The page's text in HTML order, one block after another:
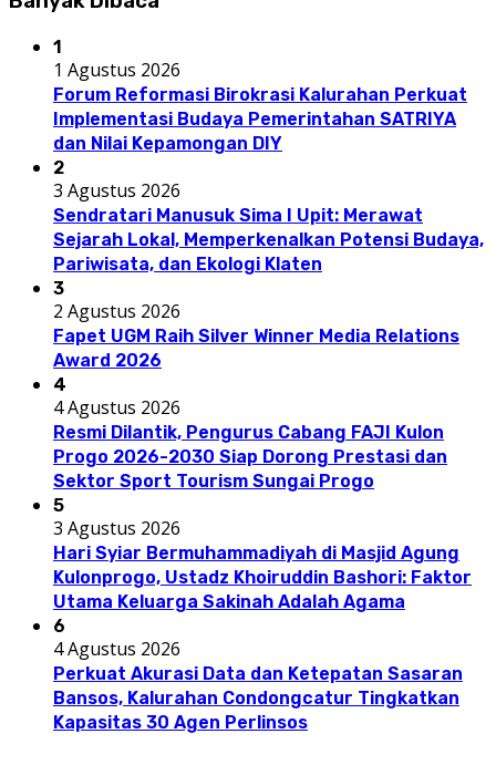
1
1 Agustus 2026
Forum Reformasi Birokrasi Kalurahan Perkuat
Implementasi Budaya Pemerintahan SATRIYA
dan Nilai Kepamongan DIY
2
3 Agustus 2026
Sendratari Manusuk Sima I Upit: Merawat
Sejarah Lokal, Memperkenalkan Potensi Budaya,
Pariwisata, dan Ekologi Klaten
3
2 Agustus 2026
Fapet UGM Raih Silver Winner Media Relations
Award 2026
4
4 Agustus 2026
Resmi Dilantik, Pengurus Cabang FAJI Kulon
Progo 2026-2030 Siap Dorong Prestasi dan
Sektor Sport Tourism Sungai Progo
5
3 Agustus 2026
Hari Syiar Bermuhammadiyah di Masjid Agung
Kulonprogo, Ustadz Khoiruddin Bashori: Faktor
Utama Keluarga Sakinah Adalah Agama
6
4 Agustus 2026
Perkuat Akurasi Data dan Ketepatan Sasaran
Bansos, Kalurahan Condongcatur Tingkatkan
Kapasitas 30 Agen Perlinsos